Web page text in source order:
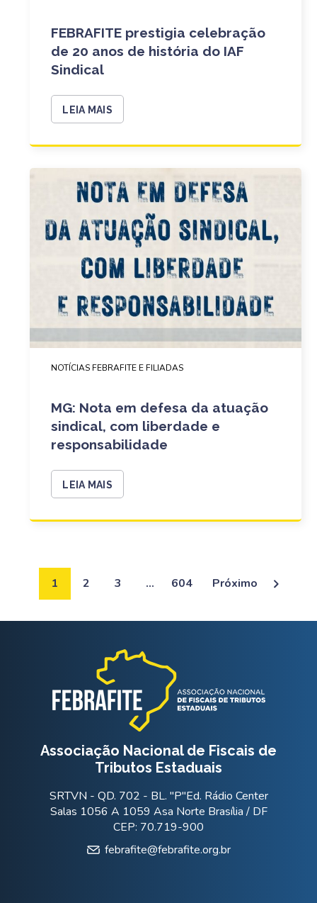
FEBRAFITE prestigia celebração
de 20 anos de história do IAF
Sindical
LEIA MAIS
NOTÍCIAS FEBRAFITE E FILIADAS
MG: Nota em defesa da atuação
sindical, com liberdade e
responsabilidade
LEIA MAIS
1 2 3 … 604 Próximo
Associação Nacional de Fiscais de
Tributos Estaduais
SRTVN - QD. 702 - BL. "P"Ed. Rádio Center
Salas 1056 A 1059 Asa Norte Brasília / DF
CEP: 70.719-900
febrafite@febrafite.org.br